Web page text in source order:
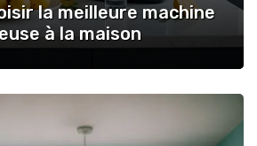
la meilleure machine
à la maison